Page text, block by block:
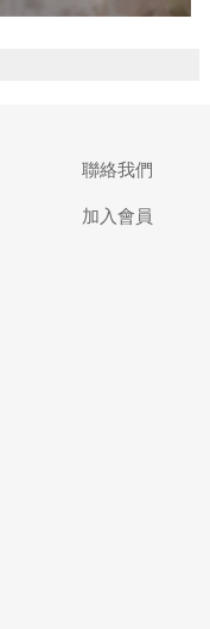
聯絡我們
加入會員